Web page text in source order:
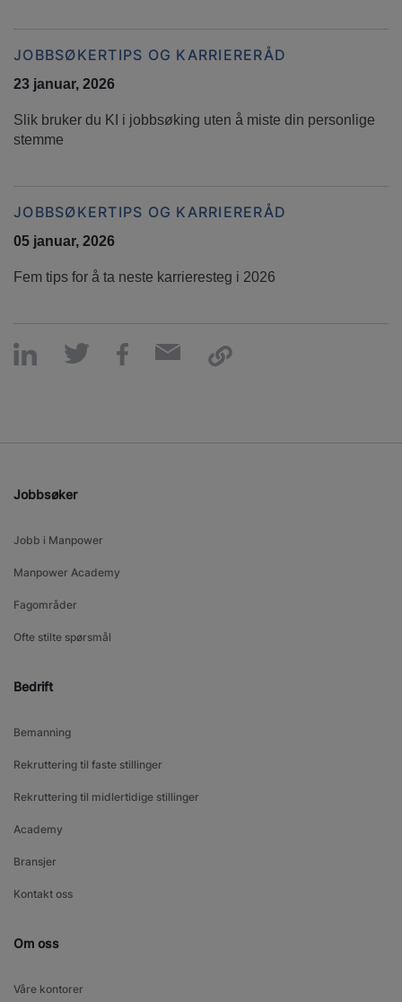
JOBBSØKERTIPS OG KARRIERERÅD
23 januar, 2026
Slik bruker du KI i jobbsøking uten å miste din personlige
stemme
JOBBSØKERTIPS OG KARRIERERÅD
05 januar, 2026
Fem tips for å ta neste karrieresteg i 2026
Jobbsøker
Jobb i Manpower
Manpower Academy
Fagområder
Ofte stilte spørsmål
Bedrift
Bemanning
Rekruttering til faste stillinger
Rekruttering til midlertidige stillinger
Academy
Bransjer
Kontakt oss
Om oss
Våre kontorer